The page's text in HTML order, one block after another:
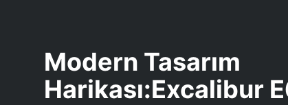
Modern Tasarım
Harikası:Excalibur